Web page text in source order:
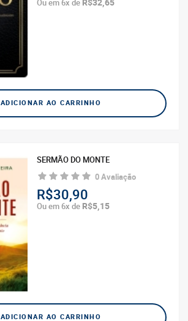
Ou em 6x de
ADICIONAR AO CARRINHO
SERMÃO DO MONTE
0 Avaliação
R$30,90
Ou em 6x de R$5,15
ADICIONAR AO CARRINHO